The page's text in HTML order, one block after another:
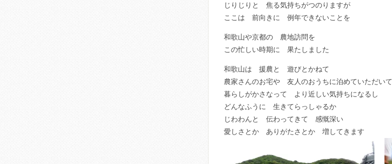
じりじりと 焦る気持ちがつのりますが
ここは 前向きに 例年できないことを
和歌山や京都の 農地訪問を
この忙しい時期に 果たしました
和歌山は 援農と 遊びとかねて
農家さんのお宅や 友人のおうちに泊めていただいて
暮らしがかさなって より近しい気持ちになるし
どんなふうに 生きてらっしゃるか
じわわんと 伝わってきて 感慨深い
愛しさとか ありがたさとか 増してきます